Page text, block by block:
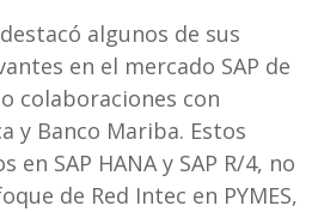
algunos de sus
en el mercado SAP de
colaboraciones con
y Banco Mariba. Estos
SAP HANA y SAP R/4, no
de Red Intec en PYMES,